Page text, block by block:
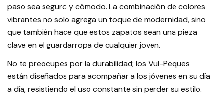
paso sea seguro y cómodo. La combinación de colores
vibrantes no solo agrega un toque de modernidad, sino
que también hace que estos zapatos sean una pieza
clave en el guardarropa de cualquier joven.
No te preocupes por la durabilidad; los Vul-Peques
están diseñados para acompañar a los jóvenes en su día
a día, resistiendo el uso constante sin perder su estilo.